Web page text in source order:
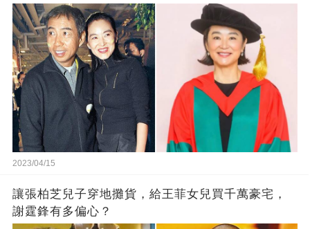
2023/04/15
讓張柏芝兒子穿地攤貨，給王菲女兒買千萬豪宅，
謝霆鋒有多偏心？